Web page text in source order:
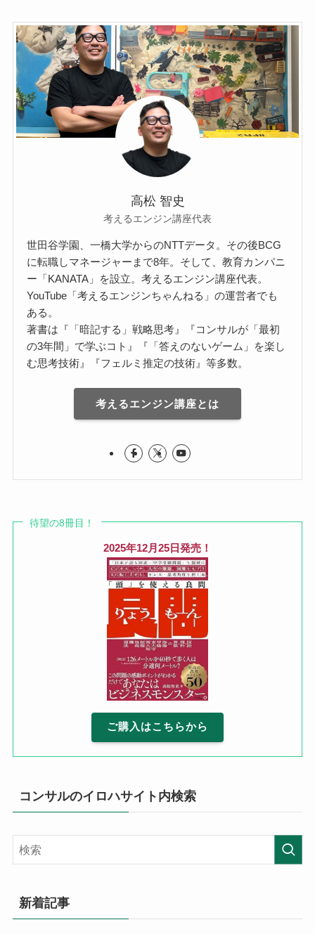
高松 智史
考えるエンジン講座代表
世田谷学園、一橋大学からのNTTデータ。その後BCG
に転職しマネージャーまで8年。そして、教育カンパニ
ー「KANATA」を設立。考えるエンジン講座代表。
YouTube「考えるエンジンちゃんねる」の運営者でも
ある。
著書は『「暗記する」戦略思考』『コンサルが「最初
の3年間」で学ぶコト』『「答えのないゲーム」を楽し
む思考技術』『フェルミ推定の技術』等多数。
考えるエンジン講座とは
待望の8冊目！
2025年12月25日発売！
ご購入はこちらから
コンサルのイロハサイト内検索
新着記事